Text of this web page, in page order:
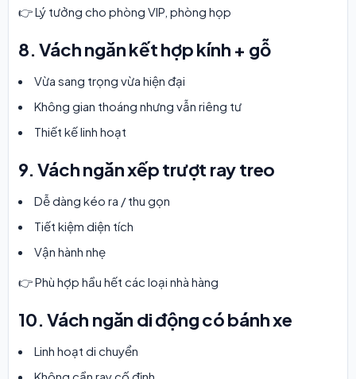
👉 Lý tưởng cho phòng VIP, phòng họp
8. Vách ngăn kết hợp kính + gỗ
Vừa sang trọng vừa hiện đại
Không gian thoáng nhưng vẫn riêng tư
Thiết kế linh hoạt
9. Vách ngăn xếp trượt ray treo
Dễ dàng kéo ra / thu gọn
Tiết kiệm diện tích
Vận hành nhẹ
👉 Phù hợp hầu hết các loại nhà hàng
10. Vách ngăn di động có bánh xe
Linh hoạt di chuyển
Không cần ray cố định